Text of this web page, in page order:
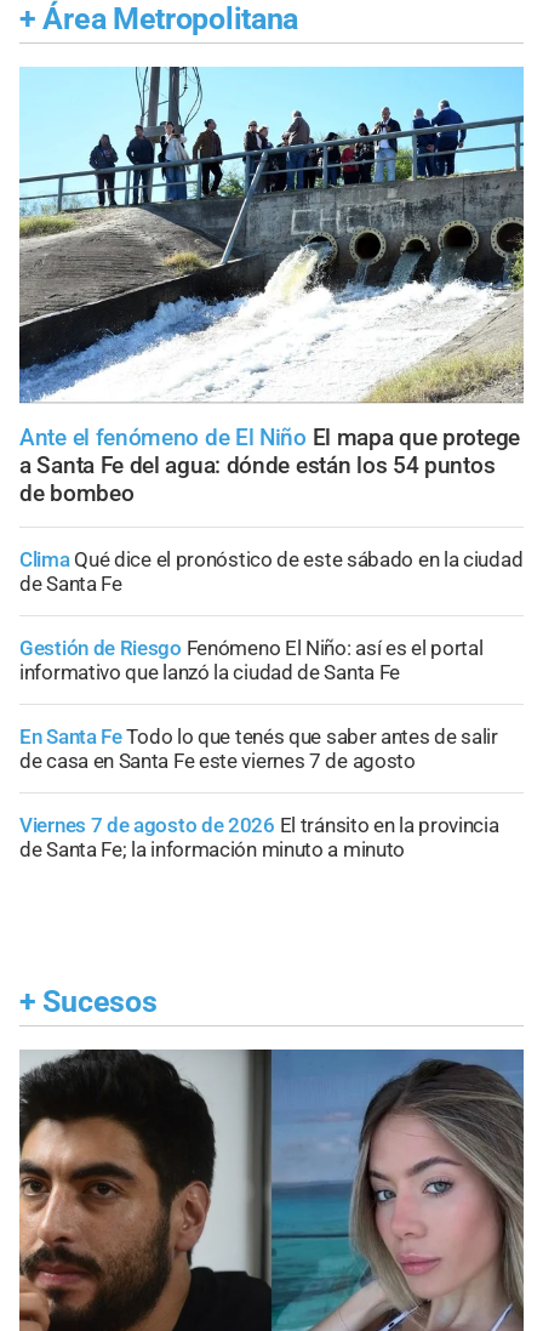
+ Área Metropolitana
Ante el fenómeno de El Niño El mapa que protege
a Santa Fe del agua: dónde están los 54 puntos
de bombeo
Clima Qué dice el pronóstico de este sábado en la ciudad
de Santa Fe
Gestión de Riesgo Fenómeno El Niño: así es el portal
informativo que lanzó la ciudad de Santa Fe
En Santa FeTodo lo que tenés que saber antes de salir
de casa en Santa Fe este viernes 7 de agosto
Viernes 7 de agosto de 2026 El tránsito en la provincia
de Santa Fe; la información minuto a minuto
+ Sucesos